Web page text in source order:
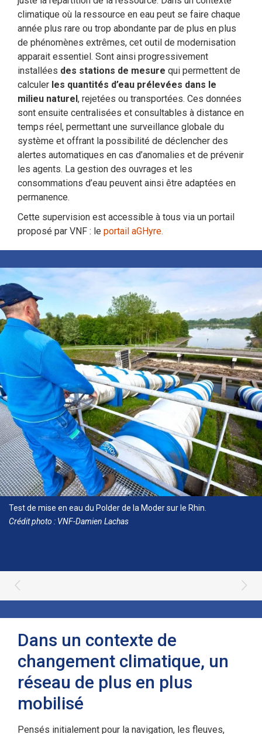
climatique où la ressource en eau peut se faire chaque
année plus rare ou trop abondante par de plus en plus
de phénomènes extrêmes, cet outil de modernisation
apparait essentiel. Sont ainsi progressivement
installées des stations de mesure qui permettent de
calculer les quantités d’eau prélevées dans le
milieu naturel, rejetées ou transportées. Ces données
sont ensuite centralisées et consultables à distance en
temps réel, permettant une surveillance globale du
système et offrant la possibilité de déclencher des
alertes automatiques en cas d’anomalies et de prévenir
les agents. La gestion des ouvrages et les
consommations d’eau peuvent ainsi être adaptées en
permanence.
Cette supervision est accessible à tous via un portail
proposé par VNF : le portail aGHyre.
Test de mise en eau du Polder de la Moder sur le Rhin.
Crédit photo : VNF-Damien Lachas
Dans un contexte de
changement climatique, un
réseau de plus en plus
mobilisé
Pensés initialement pour la navigation, les fleuves,